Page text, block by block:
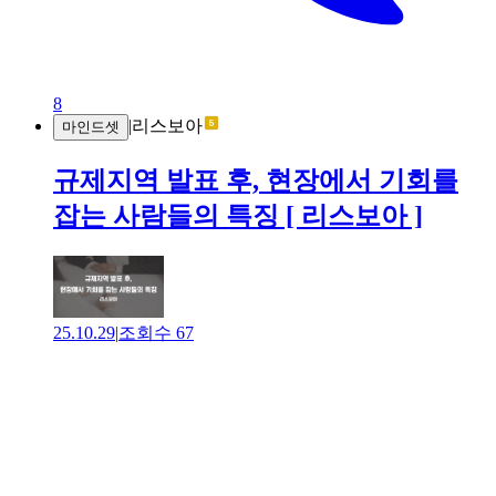
8
마인드셋 |리스보아
규제지역 발표 후, 현장에서 기회를
잡는 사람들의 특징 [ 리스보아 ]
25.10.29|조회수 67